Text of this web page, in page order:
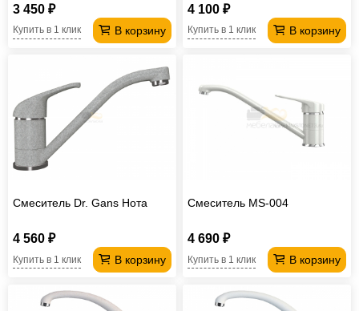
3 450 ₽
В корзину
Купить в 1 клик
4 100 ₽
В корзину
Купить в 1 клик
Смеситель Dr. Gans Нота
4 560 ₽
В корзину
Купить в 1 клик
Смеситель MS-004
4 690 ₽
В корзину
Купить в 1 клик